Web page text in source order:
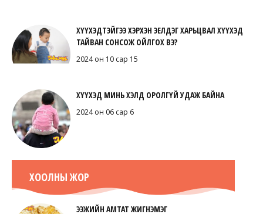
ХҮҮХЭДТЭЙГЭЭ ХЭРХЭН ЭЕЛДЭГ ХАРЬЦВАЛ ХҮҮХЭД
ТАЙВАН СОНСОЖ ОЙЛГОХ ВЭ?
2024 он 10 сар 15
ХҮҮХЭД МИНЬ ХЭЛД ОРОЛГҮЙ УДАЖ БАЙНА
2024 он 06 сар 6
ХООЛНЫ ЖОР
ЭЭЖИЙН АМТАТ ЖИГНЭМЭГ